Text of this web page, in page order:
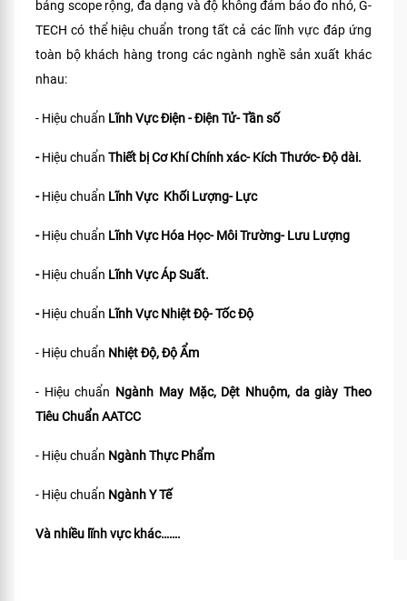
bảng scope rộng, đa dạng và độ không đảm bảo đo nhỏ, G-
TECH có thể hiệu chuẩn trong tất cả các lĩnh vực đáp ứng
toàn bộ khách hàng trong các ngành nghề sản xuất khác
nhau:
- Hiệu chuẩn Lĩnh Vực Điện - Điện Tử- Tần số
-Hiệu chuẩn Thiết bị Cơ Khí Chính xác- Kích Thước- Độ dài.
-Hiệu chuẩn Lĩnh Vực Khối Lượng- Lực
-Hiệu chuẩn Lĩnh Vực Hóa Học- Môi Trường- Lưu Lượng
-Hiệu chuẩn Lĩnh Vực Áp Suất.
-Hiệu chuẩn Lĩnh Vực Nhiệt Độ- Tốc Độ
- Hiệu chuẩn Nhiệt Độ, Độ Ẩm
- Hiệu chuẩn Ngành May Mặc, Dệt Nhuộm, da giày Theo
Tiêu ChuẩnAATCC
- Hiệu chuẩn Ngành Thực Phẩm
- Hiệu chuẩn Ngành Y Tế
Và nhiều lĩnh vực khác…….